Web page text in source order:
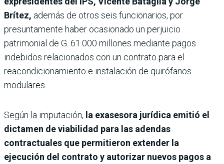
Brítez, además de otros seis funcionarios, por
presuntamente haber ocasionado un perjuicio
patrimonial de G. 61.000 millones mediante pagos
indebidos relacionados con un contrato para el
reacondicionamiento e instalación de quirófanos
modulares.
Según la imputación, la exasesora jurídica emitió el
dictamen de viabilidad para las adendas
contractuales que permitieron extender la
ejecución del contrato y autorizar nuevos pagos a